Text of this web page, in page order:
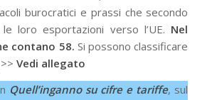
burocratici e prassi che secondo
loro esportazioni verso l’UE. Nel
contano 58. Si possono classificare
Vedi allegato
Quell’inganno su cifre e tariffe, sul